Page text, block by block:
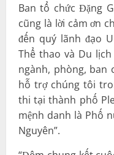
Ban tổ chức Đặng
cũng là lời cảm ơn
đến quý lãnh đạo
Thể thao và Du
ngành, phòng, ban
hỗ trợ chúng tôi
thi tại thành phố
mệnh danh là Phố
Nguyên”.